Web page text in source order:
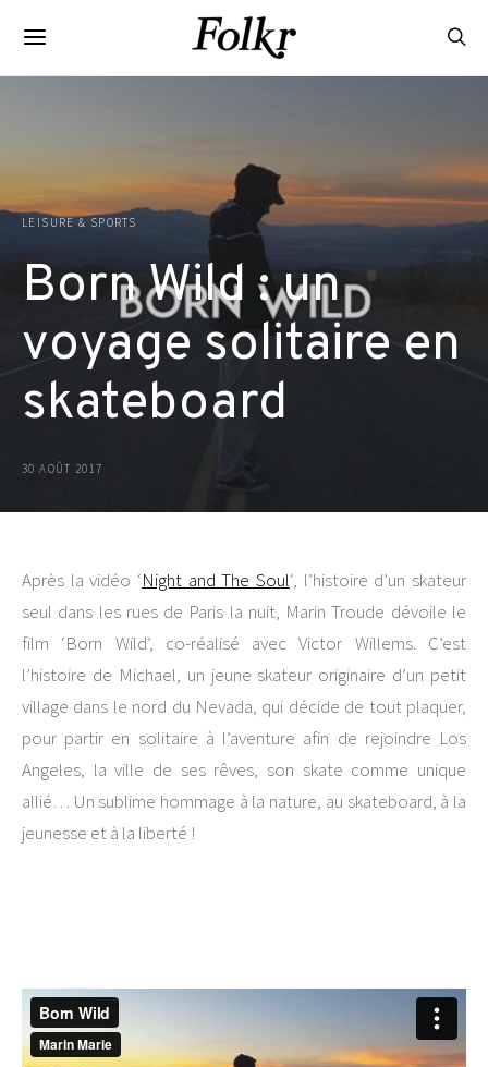
LEISURE & SPORTS
Born Wild : un
voyage solitaire en
skateboard
30 AOÛT 2017
Après la vidéo ‘Night and The Soul‘, l’histoire d’un skateur
seul dans les rues de Paris la nuit, Marin Troude dévoile le
film ‘Born Wild’, co-réalisé avec Victor Willems. C’est
l’histoire de Michael, un jeune skateur originaire d’un petit
village dans le nord du Nevada, qui décide de tout plaquer,
pour partir en solitaire à l’aventure afin de rejoindre Los
Angeles, la ville de ses rêves, son skate comme unique
allié… Un sublime hommage à la nature, au skateboard, à la
jeunesse et à la liberté !